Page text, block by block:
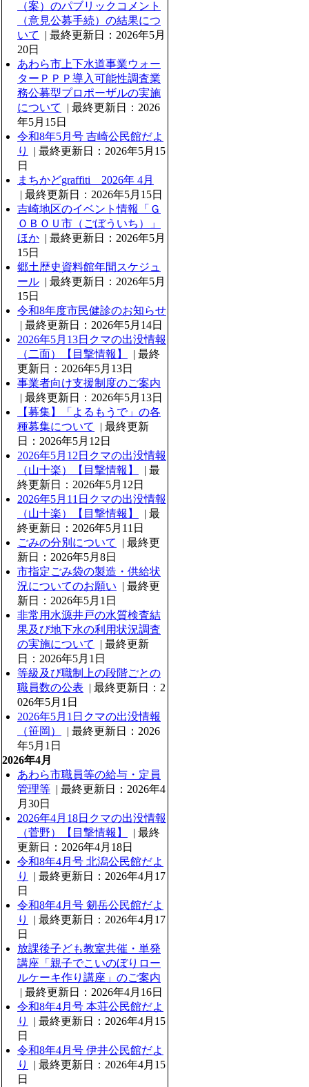
（案）のパブリックコメント
（意見公募手続）の結果につ
いて
| 最終更新日：2026年5月
20日
あわら市上下水道事業ウォー
ターＰＰＰ導入可能性調査業
務公募型プロポーザルの実施
について
| 最終更新日：2026
年5月15日
令和8年5月号 吉崎公民館だよ
り
| 最終更新日：2026年5月15
日
まちかどgraffiti 2026年 4月
| 最終更新日：2026年5月15日
吉崎地区のイベント情報「Ｇ
ＯＢＯＵ市（ごぼういち）」
ほか | 最終更新日：2026年5月
15日
郷土歴史資料館年間スケジュ
ール | 最終更新日：2026年5月
15日
令和8年度市民健診のお知らせ
| 最終更新日：2026年5月14日
2026年5月13日クマの出没情報
（二面）【目撃情報】
| 最終
更新日：2026年5月13日
事業者向け支援制度のご案内
| 最終更新日：2026年5月13日
【募集】「よるもうで」の各
種募集について
| 最終更新
日：2026年5月12日
2026年5月12日クマの出没情報
（山十楽）【目撃情報】
| 最
終更新日：2026年5月12日
2026年5月11日クマの出没情報
（山十楽）【目撃情報】
| 最
終更新日：2026年5月11日
ごみの分別について
| 最終更
新日：2026年5月8日
市指定ごみ袋の製造・供給状
況についてのお願い | 最終更
新日：2026年5月1日
非常用水源井戸の水質検査結
果及び地下水の利用状況調査
の実施について
| 最終更新
日：2026年5月1日
等級及び職制上の段階ごとの
職員数の公表 | 最終更新日：2
026年5月1日
2026年5月1日クマの出没情報
（笹岡）
| 最終更新日：2026
年5月1日
2026年4月
あわら市職員等の給与・定員
管理等 | 最終更新日：2026年4
月30日
2026年4月18日クマの出没情報
（菅野）【目撃情報】
| 最終
更新日：2026年4月18日
令和8年4月号 北潟公民館だよ
り
| 最終更新日：2026年4月17
日
令和8年4月号 剱岳公民館だよ
り
| 最終更新日：2026年4月17
日
放課後子ども教室共催・単発
講座「親子でこいのぼりロー
ルケーキ作り講座」のご案内
| 最終更新日：2026年4月16日
令和8年4月号 本荘公民館だよ
り
| 最終更新日：2026年4月15
日
令和8年4月号 伊井公民館だよ
り
| 最終更新日：2026年4月15
日